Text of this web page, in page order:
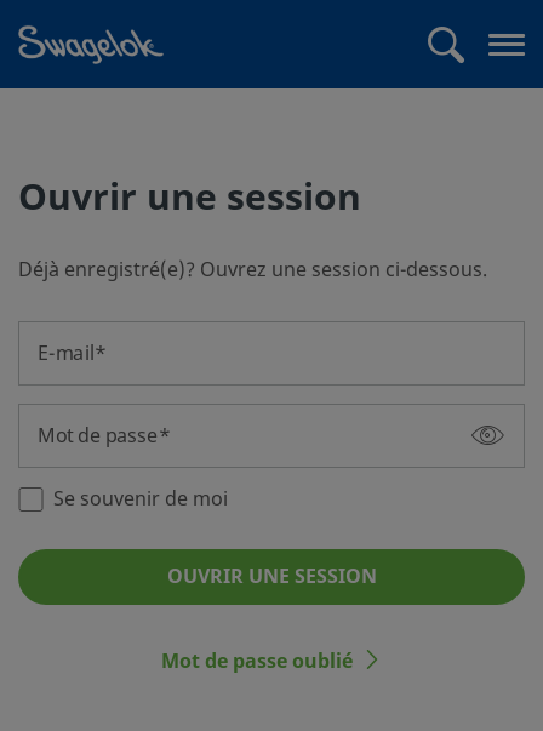
Ouvrir une session
Déjà enregistré(e)? Ouvrez une session ci-dessous.
E-mail
Mot de passe
Se souvenir de moi
OUVRIR UNE SESSION
Mot de passe oublié